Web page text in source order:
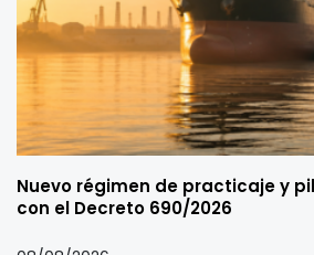
Nuevo régimen de practicaje y
con el Decreto 690/2026